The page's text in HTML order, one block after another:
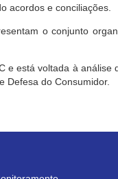
acordos e conciliações.
o conjunto
está voltada à
Defesa do Consumidor.